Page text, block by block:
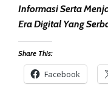
Informasi Serta
Era Digital Yang
Share This:
Facebook